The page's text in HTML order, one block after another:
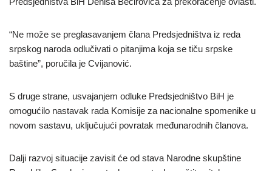
“Ne može se preglasavanjem člana Predsjedništva iz reda
srpskog naroda odlučivati o pitanjima koja se tiču srpske
baštine”, poručila je Cvijanović.
S druge strane, usvajanjem odluke Predsjedništvo BiH je
omogućilo nastavak rada Komisije za nacionalne spomenike u
novom sastavu, uključujući povratak međunarodnih članova.
Dalji razvoj situacije zavisit će od stava Narodne skupštine